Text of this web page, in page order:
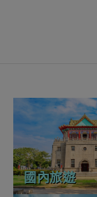
國內旅遊